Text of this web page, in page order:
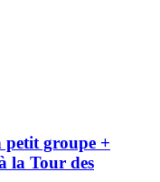
petit groupe +
la Tour des